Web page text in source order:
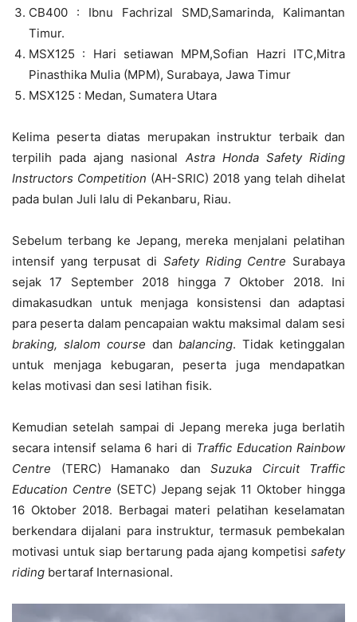
CB400 : Ibnu Fachrizal SMD,Samarinda, Kalimantan
Timur.
MSX125 : Hari setiawan MPM,Sofian Hazri ITC,Mitra
Pinasthika Mulia (MPM), Surabaya, Jawa Timur
MSX125 : Medan, Sumatera Utara
Kelima peserta diatas merupakan instruktur terbaik dan
terpilih pada ajang nasional Astra Honda Safety Riding
Instructors Competition (AH-SRIC) 2018 yang telah dihelat
pada bulan Juli lalu di Pekanbaru, Riau.
Sebelum terbang ke Jepang, mereka menjalani pelatihan
intensif yang terpusat di Safety Riding Centre Surabaya
sejak 17 September 2018 hingga 7 Oktober 2018. Ini
dimakasudkan untuk menjaga konsistensi dan adaptasi
para peserta dalam pencapaian waktu maksimal dalam sesi
braking, slalom course danbalancing. Tidak ketinggalan
untuk menjaga kebugaran, peserta juga mendapatkan
kelas motivasi dan sesi latihan fisik.
Kemudian setelah sampai di Jepang mereka juga berlatih
secara intensif selama 6 hari di Traffic Education Rainbow
Centre (TERC) Hamanako dan Suzuka Circuit Traffic
Education Centre (SETC) Jepang sejak 11 Oktober hingga
16 Oktober 2018. Berbagai materi pelatihan keselamatan
berkendara dijalani para instruktur, termasuk pembekalan
motivasi untuk siap bertarung pada ajang kompetisi safety
riding bertaraf Internasional.